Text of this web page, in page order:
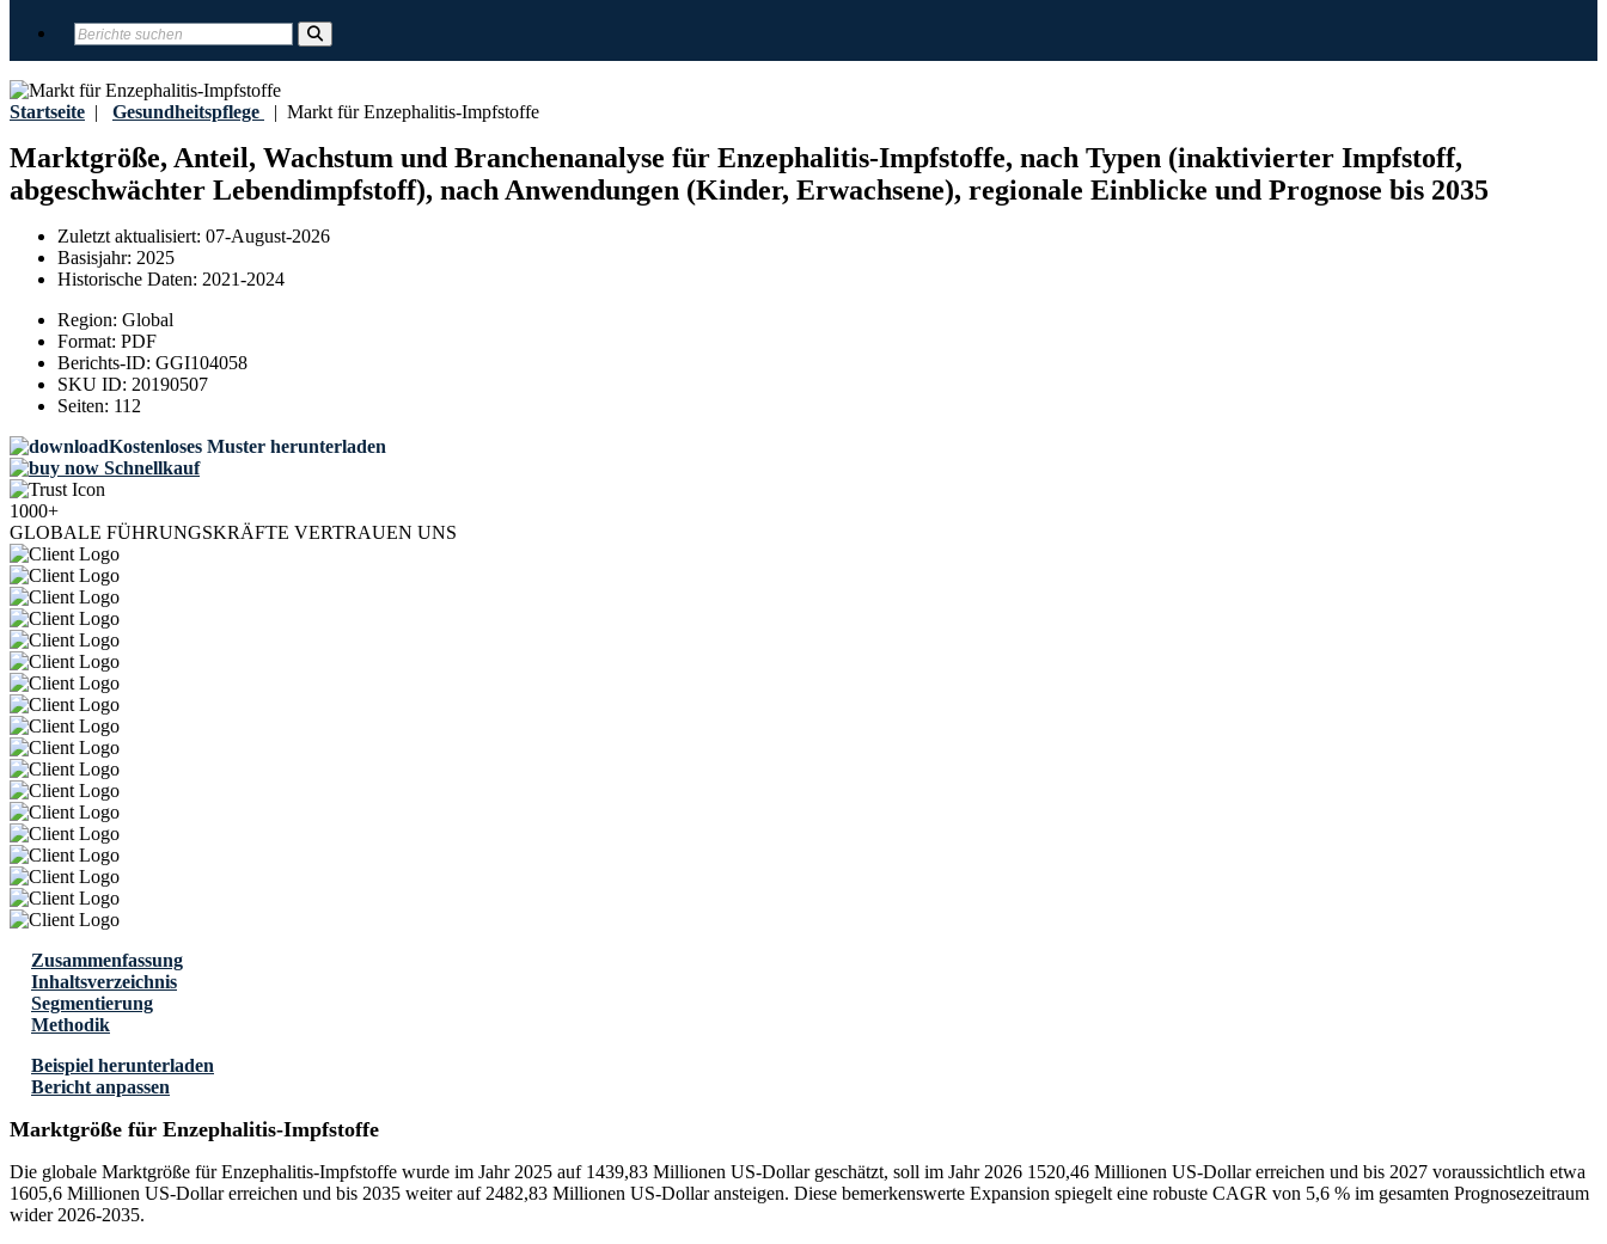
Startseite | Gesundheitspflege | Markt für Enzephalitis-Impfstoffe
Marktgröße, Anteil, Wachstum und Branchenanalyse für Enzephalitis-Impfstoffe, nach Typen (inaktivierter Impfstoff,
abgeschwächter Lebendimpfstoff), nach Anwendungen (Kinder, Erwachsene), regionale Einblicke und Prognose bis 2035
Zuletzt aktualisiert: 07-August-2026
Basisjahr: 2025
Historische Daten: 2021-2024
Region: Global
Format: PDF
Berichts-ID: GGI104058
SKU ID: 20190507
Seiten: 112
Kostenloses Muster herunterladen
Schnellkauf
1000+
GLOBALE FÜHRUNGSKRÄFTE VERTRAUEN UNS
Zusammenfassung
Inhaltsverzeichnis
Segmentierung
Methodik
Beispiel herunterladen
Bericht anpassen
Marktgröße für Enzephalitis-Impfstoffe
Die globale Marktgröße für Enzephalitis-Impfstoffe wurde im Jahr 2025 auf 1439,83 Millionen US-Dollar geschätzt, soll im Jahr 2026 1520,46 Millionen US-Dollar erreichen und bis 2027 voraussichtlich etwa
1605,6 Millionen US-Dollar erreichen und bis 2035 weiter auf 2482,83 Millionen US-Dollar ansteigen. Diese bemerkenswerte Expansion spiegelt eine robuste CAGR von 5,6 % im gesamten Prognosezeitraum
wider 2026-2035.